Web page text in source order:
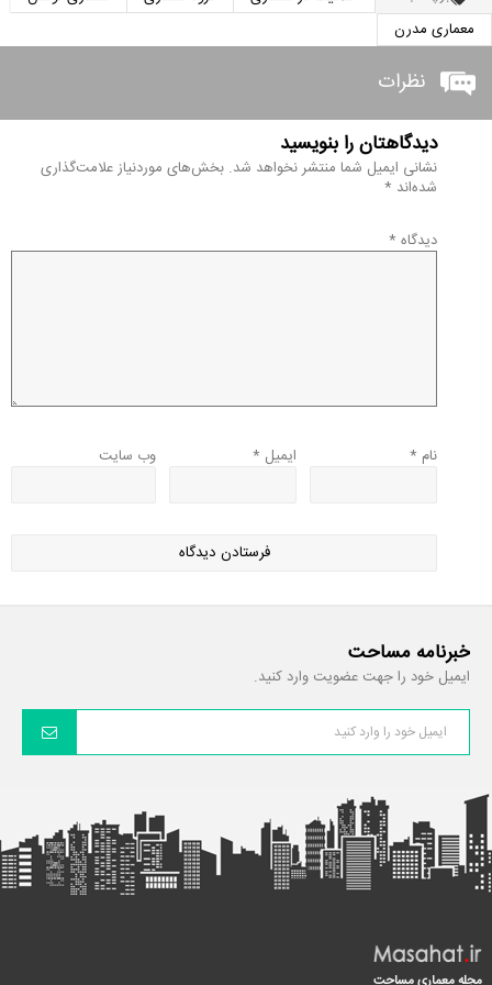
معماری مدرن
نظرات
دیدگاهتان را بنویسید
نشانی ایمیل شما منتشر نخواهد شد. بخش‌های موردنیاز علامت‌گذاری
شده‌اند *
دیدگاه *
نام * ایمیل * وب‌ سایت
خبرنامه مساحت
ایمیل خود را جهت عضویت وارد کنید.
مجله معماری مساحت